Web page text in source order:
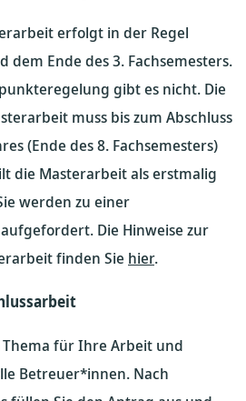
erfolgt in der Regel
dem Ende des 3. Fachsemesters.
gibt es nicht. Die
muss bis zum Abschluss
(Ende des 8. Fachsemesters)
die Masterarbeit als erstmalig
werden zu einer
Die Hinweise zur
finden Sie hier.
für Ihre Arbeit und
Betreuer*innen. Nach